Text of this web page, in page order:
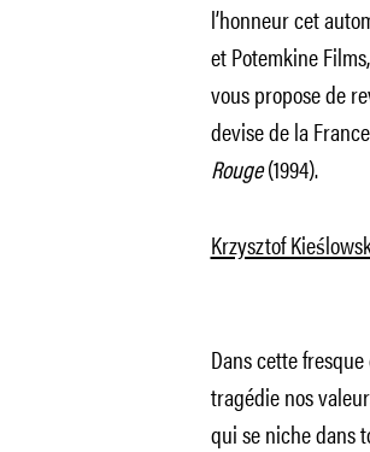
l’honneur cet
et Potemkine
vous propose de
devise de la
Rouge(1994).
Krzysztof
Dans cette
tragédie nos
qui se niche dans